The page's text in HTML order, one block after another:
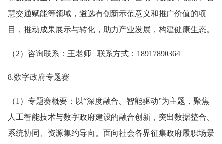
慧交通赋能等领域，遴选有创新示范意义和推广价值的项
目，推动成果展示与转化，助力产业发展，构建健康生态。
（2）咨询联系：王老师 联系方式：18917890364
8.数字政府专题赛
（1）专题赛概要：以“深度融合、智能驱动”为主题，聚焦
人工智能技术与数字政府建设的融合创新，突出数据整合、
系统协同、资源集约导向。面向社会各界征集政府履职场景